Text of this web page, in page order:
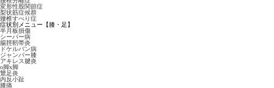
変形性股関節症
梨状筋症候群
腰椎すべり症
症状別メニュー【膝・足】
半月板損傷
シーバー病
腸脛靭帯炎
ドケルバン病
ジャンパー膝
アキレス腱炎
o脚x脚
鵞足炎
内反小趾
膝痛